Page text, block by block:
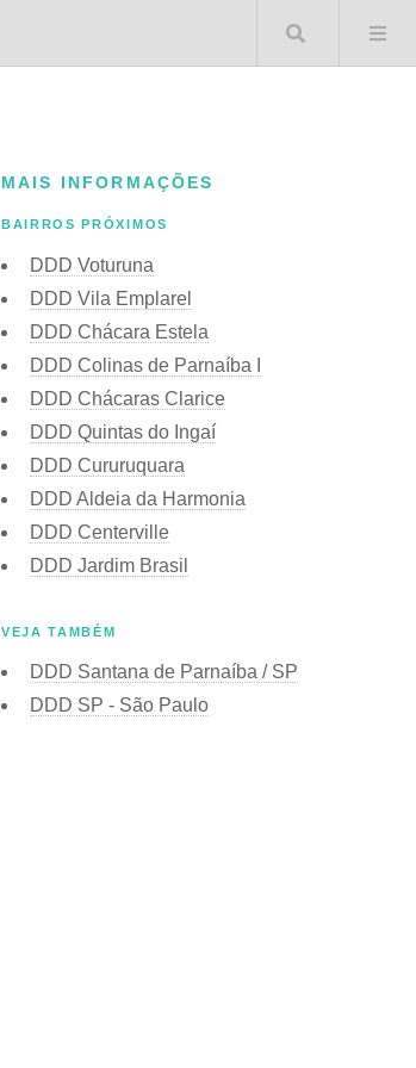
Buscar
MAIS INFORMAÇÕES
BAIRROS PRÓXIMOS
DDD Voturuna
DDD Vila Emplarel
DDD Chácara Estela
DDD Colinas de Parnaíba I
DDD Chácaras Clarice
DDD Quintas do Ingaí
DDD Cururuquara
DDD Aldeia da Harmonia
DDD Centerville
DDD Jardim Brasil
VEJA TAMBÉM
DDD Santana de Parnaíba / SP
DDD SP - São Paulo